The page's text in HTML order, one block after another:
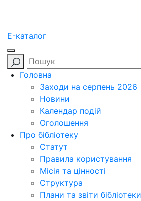
E-каталог
Головна
Заходи на серпень 2026
Новини
Календар подій
Оголошення
Про бібліотеку
Статут
Правила користування
Місія та цінності
Структура
Плани та звіти бібліотеки